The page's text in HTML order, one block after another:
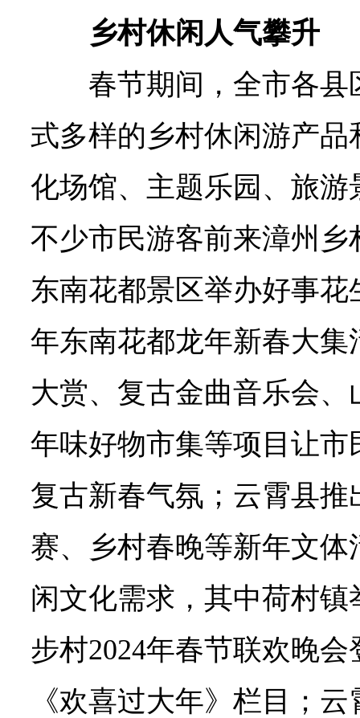
乡村休闲人气攀升
春节期间，全市各
式多样的乡村休闲游产
化场馆、主题乐园、旅
不少市民游客前来漳州
东南花都景区举办好事
年东南花都龙年新春大集
大赏、复古金曲音乐会
年味好物市集等项目让
复古新春气氛；云霄县
赛、乡村春晚等新年文
闲文化需求，其中荷村镇
步村2024年春节联欢晚
《欢喜过大年》栏目；